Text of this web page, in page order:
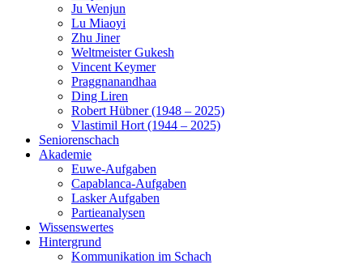
Ju Wenjun
Lu Miaoyi
Zhu Jiner
Weltmeister Gukesh
Vincent Keymer
Praggnanandhaa
Ding Liren
Robert Hübner (1948 – 2025)
Vlastimil Hort (1944 – 2025)
Seniorenschach
Akademie
Euwe-Aufgaben
Capablanca-Aufgaben
Lasker Aufgaben
Partieanalysen
Wissenswertes
Hintergrund
Kommunikation im Schach